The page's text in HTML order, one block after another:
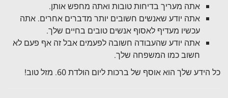
אתה מעריך בדיחות טובות ואתה מחפש אותן.
אתה יודע שאנשים חשובים יותר מדברים אחרים. אתה
עכשיו מעדיף לאסוף אנשים טובים בחיים שלך.
אתה יודע שהעבודה חשובה לפעמים אבל זה אף פעם לא
חשוב כמו המשפחה שלך.
כל הידע שלך הוא אוסף של ברכות ליום הולדת 60. מזל טוב!